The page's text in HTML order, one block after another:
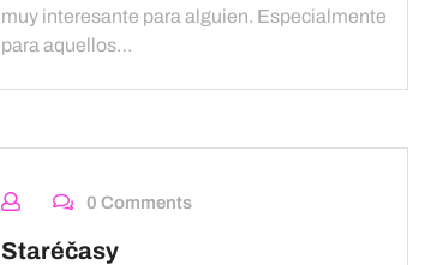
muy interesante para alguien. Especialmente
para aquellos…
0 Comments
Staréčasy